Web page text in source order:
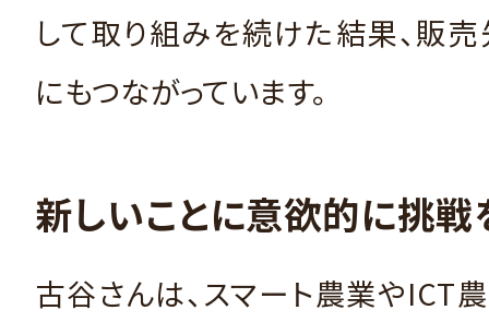
して取り組みを続けた結果、販
にもつながっています。
新しいことに意欲的に挑戦
古谷さんは、スマート農業やICT